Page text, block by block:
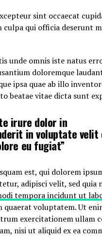
sint occaecat
culpa qui officia deserunt
unde omnis iste natus
doloremque
ipsa quae ab illo
beatae vitae dicta sunt
irure dolor in
in voluptate velit
eu fugiat”
est, qui dolorem
adipisci velit, sed quia
tempora incidunt ut
quaerat voluptatem. Ut
exercitationem ullam
nisi ut aliquid ex ea